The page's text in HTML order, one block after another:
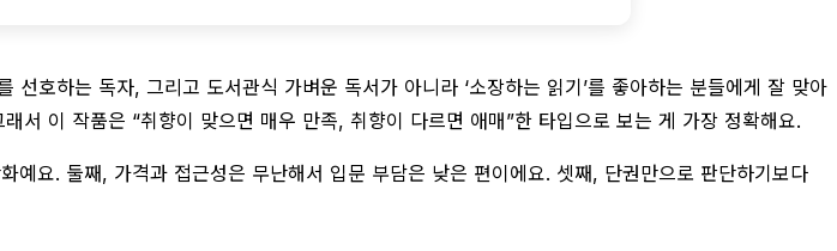
호하는 독자, 그리고 도서관식 가벼운 독서가 아니라 ‘소장하는 읽기’를 좋아하는 분들에게 잘 맞아
이 작품은 “취향이 맞으면 매우 만족, 취향이 다르면 애매”한 타입으로 보는 게 가장 정확해요.
요. 둘째, 가격과 접근성은 무난해서 입문 부담은 낮은 편이에요. 셋째, 단권만으로 판단하기보다